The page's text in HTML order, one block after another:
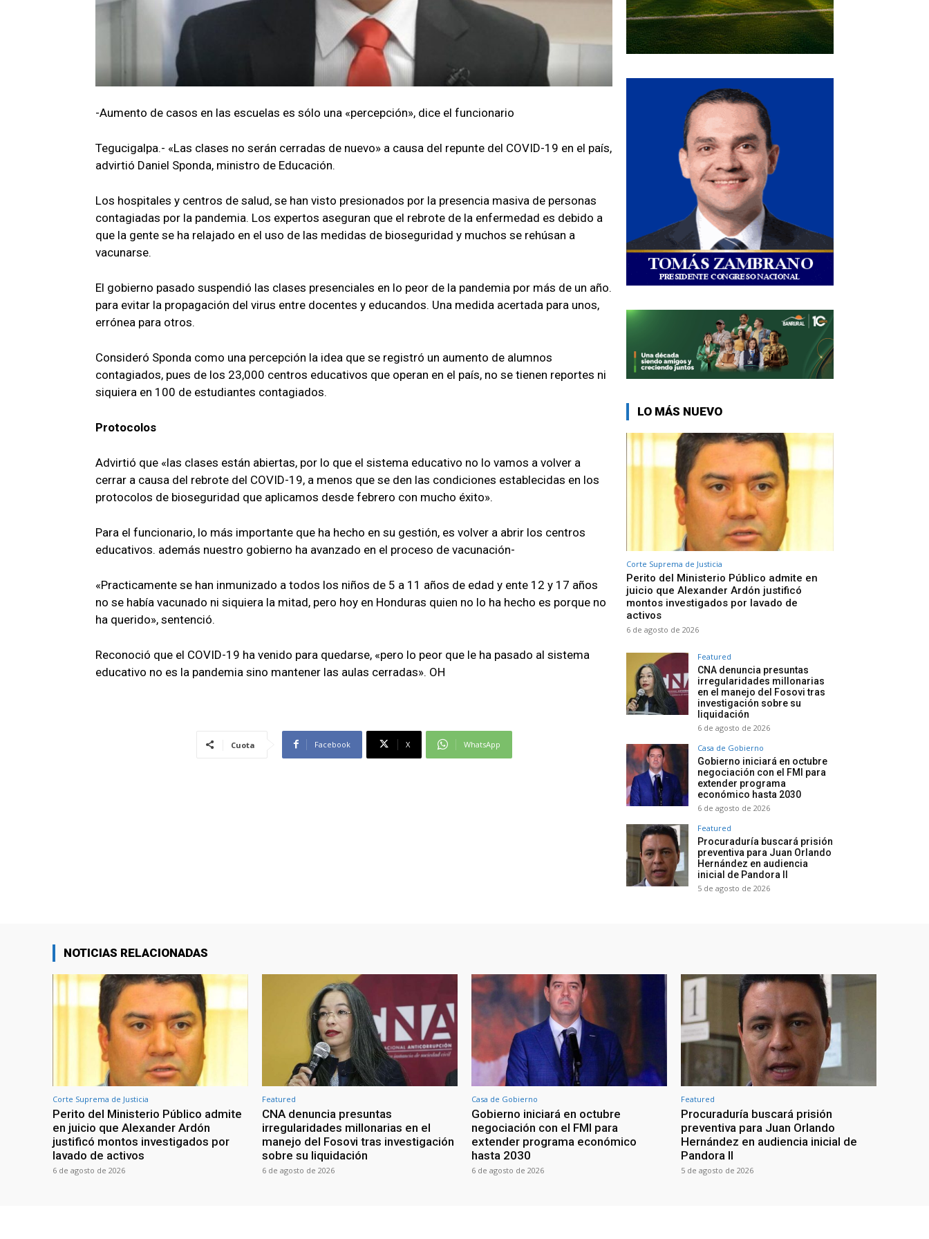
-Aumento de casos en las escuelas es sólo una «percepción», dice el funcionario
Tegucigalpa.- «Las clases no serán cerradas de nuevo» a causa del repunte del COVID-19 en el país,
advirtió Daniel Sponda, ministro de Educación.
Los hospitales y centros de salud, se han visto presionados por la presencia masiva de personas
contagiadas por la pandemia. Los expertos aseguran que el rebrote de la enfermedad es debido a
que la gente se ha relajado en el uso de las medidas de bioseguridad y muchos se rehúsan a
vacunarse.
El gobierno pasado suspendió las clases presenciales en lo peor de la pandemia por más de un año.
para evitar la propagación del virus entre docentes y educandos. Una medida acertada para unos,
errónea para otros.
Consideró Sponda como una percepción la idea que se registró un aumento de alumnos
contagiados, pues de los 23,000 centros educativos que operan en el país, no se tienen reportes ni
siquiera en 100 de estudiantes contagiados.
Protocolos
Advirtió que «las clases están abiertas, por lo que el sistema educativo no lo vamos a volver a
cerrar a causa del rebrote del COVID-19, a menos que se den las condiciones establecidas en los
protocolos de bioseguridad que aplicamos desde febrero con mucho éxito».
Para el funcionario, lo más importante que ha hecho en su gestión, es volver a abrir los centros
educativos. además nuestro gobierno ha avanzado en el proceso de vacunación-
«Practicamente se han inmunizado a todos los niños de 5 a 11 años de edad y ente 12 y 17 años
no se había vacunado ni siquiera la mitad, pero hoy en Honduras quien no lo ha hecho es porque no
ha querido», sentenció.
Reconoció que el COVID-19 ha venido para quedarse, «pero lo peor que le ha pasado al sistema
educativo no es la pandemia sino mantener las aulas cerradas». OH
Cuota Facebook X WhatsApp
LO MÁS NUEVO
Corte Suprema de Justicia
Perito del Ministerio Público admite en
juicio que Alexander Ardón justificó
montos investigados por lavado de
activos
6 de agosto de 2026
Featured
CNA denuncia presuntas
irregularidades millonarias
en el manejo del Fosovi tras
investigación sobre su
liquidación
6 de agosto de 2026
Casa de Gobierno
Gobierno iniciará en octubre
negociación con el FMI para
extender programa
económico hasta 2030
6 de agosto de 2026
Featured
Procuraduría buscará prisión
preventiva para Juan Orlando
Hernández en audiencia
inicial de Pandora II
5 de agosto de 2026
NOTICIAS RELACIONADAS
Corte Suprema de Justicia
Perito del Ministerio Público admite
en juicio que Alexander Ardón
justificó montos investigados por
lavado de activos
6 de agosto de 2026
Featured
CNA denuncia presuntas
irregularidades millonarias en el
manejo del Fosovi tras investigación
sobre su liquidación
6 de agosto de 2026
Casa de Gobierno
Gobierno iniciará en octubre
negociación con el FMI para
extender programa económico
hasta 2030
6 de agosto de 2026
Featured
Procuraduría buscará prisión
preventiva para Juan Orlando
Hernández en audiencia inicial de
Pandora II
5 de agosto de 2026